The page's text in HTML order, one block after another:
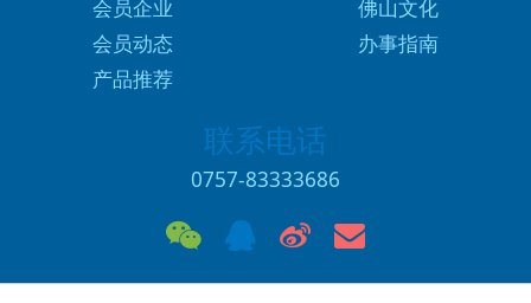
佛山文化
办事指南
会员企业
会员动态
产品推荐
联系电话
0757-83333686